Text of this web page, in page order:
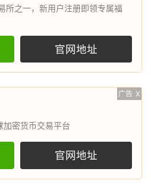
所之一，新用户注册即领专属福
官网地址
广告 X
加密货币交易平台
官网地址